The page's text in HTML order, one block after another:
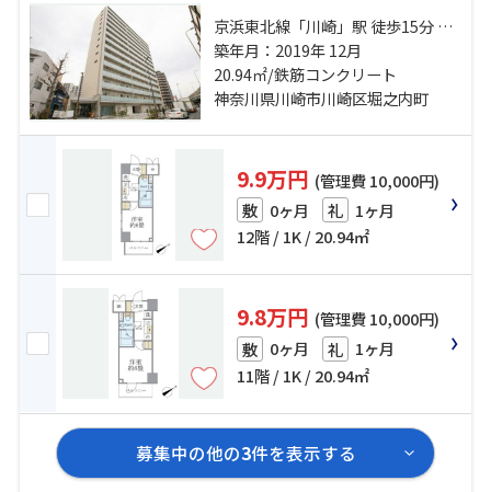
京浜東北線「川崎」駅 徒歩15分 京
急本線「京急川崎」駅 徒歩11分 京
急大師線「港町」駅 徒歩8分
築年月：2019年 12月
20.94㎡/鉄筋コンクリート
神奈川県川崎市川崎区堀之内町
9.9万円 (管理費 10,000円)
敷 0ヶ月 礼 1ヶ月
12階 / 1K / 20.94㎡
9.8万円 (管理費 10,000円)
敷 0ヶ月 礼 1ヶ月
11階 / 1K / 20.94㎡
募集中の他の3件を表示する